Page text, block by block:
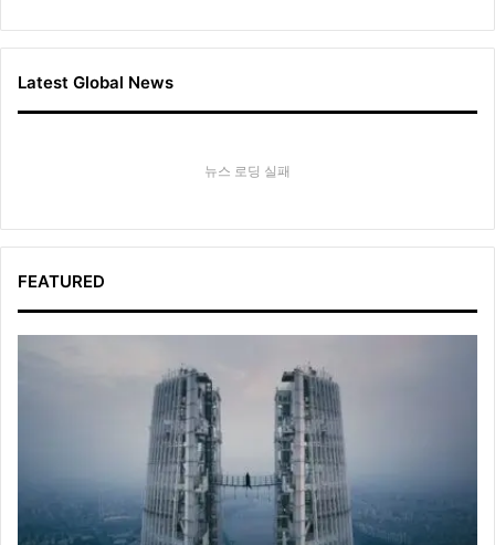
Latest Global News
뉴스 로딩 실패
FEATURED